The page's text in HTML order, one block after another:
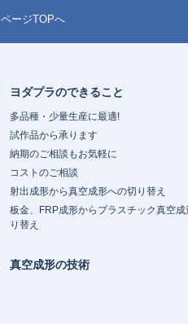
ページTOPへ
ヨダプラのできること
多品種・少量生産に最適!
試作品から承ります
納期のご相談もお気軽に
コストのご相談
射出成形から真空成形への切り替え
板金、FRP成形からプラスチック真空成
り替え
真空成形の技術